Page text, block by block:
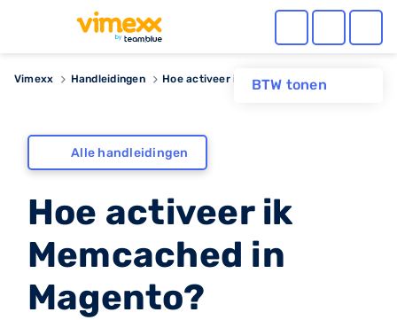
BTW tonen
Vimexx Handleidingen Hoe activeer ik Memcached in Magento?
Alle handleidingen
Hoe activeer ik
Memcached in
Magento?